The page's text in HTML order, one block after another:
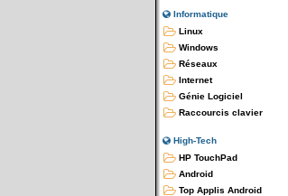
Informatique
Linux
Windows
Réseaux
Internet
Génie Logiciel
Raccourcis clavier
High-Tech
HP TouchPad
Android
Top Applis Android